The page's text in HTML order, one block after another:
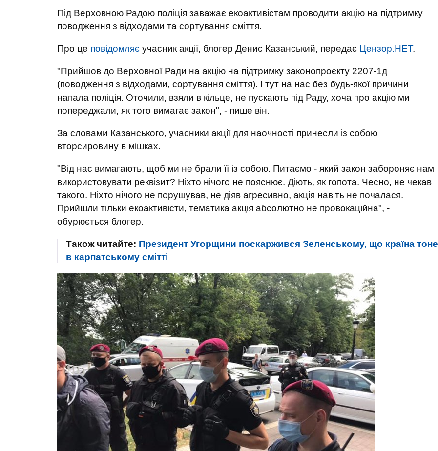
Під Верховною Радою поліція заважає екоактивістам проводити акцію на підтримку
поводження з відходами та сортування сміття.
Про це повідомляє учасник акції, блогер Денис Казанський, передає Цензор.НЕТ.
"Прийшов до Верховної Ради на акцію на підтримку законопроєкту 2207-1д
(поводження з відходами, сортування сміття). І тут на нас без будь-якої причини
напала поліція. Оточили, взяли в кільце, не пускають під Раду, хоча про акцію ми
попереджали, як того вимагає закон", - пише він.
За словами Казанського, учасники акції для наочності принесли із собою
вторсировину в мішках.
"Від нас вимагають, щоб ми не брали її із собою. Питаємо - який закон забороняє нам
використовувати реквізит? Ніхто нічого не пояснює. Діють, як гопота. Чесно, не чекав
такого. Ніхто нічого не порушував, не діяв агресивно, акція навіть не почалася.
Прийшли тільки екоактивісти, тематика акція абсолютно не провокаційна", -
обурюється блогер.
Також читайте: Президент Угорщини поскаржився Зеленському, що країна тоне
в карпатському смітті